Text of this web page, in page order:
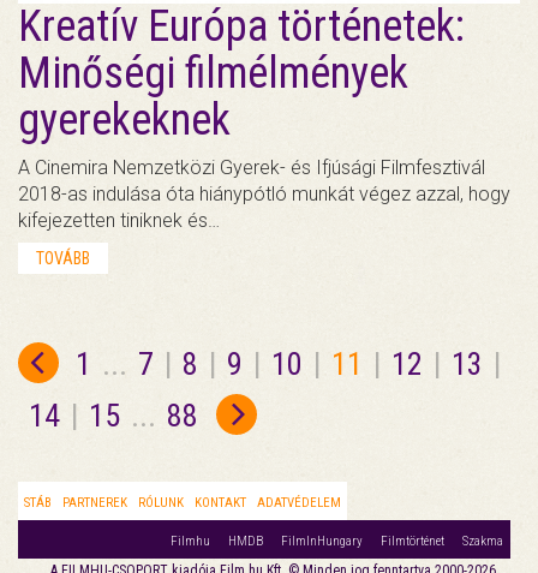
Kreatív Európa történetek:
Minőségi filmélmények
gyerekeknek
A Cinemira Nemzetközi Gyerek- és Ifjúsági Filmfesztivál
2018-as indulása óta hiánypótló munkát végez azzal, hogy
kifejezetten tiniknek és…
TOVÁBB
1 ... 7 | 8 | 9 | 10 | 11 | 12 | 13 |
14 | 15 ... 88
STÁB PARTNEREK RÓLUNK KONTAKT ADATVÉDELEM
Filmhu HMDB FilmInHungary Filmtörténet Szakma